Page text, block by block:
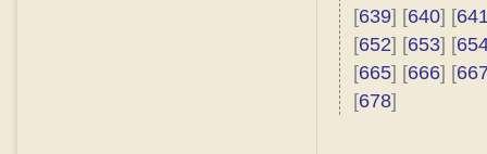
[639] [640] [
[652] [653] [
[665] [666] [
[678]